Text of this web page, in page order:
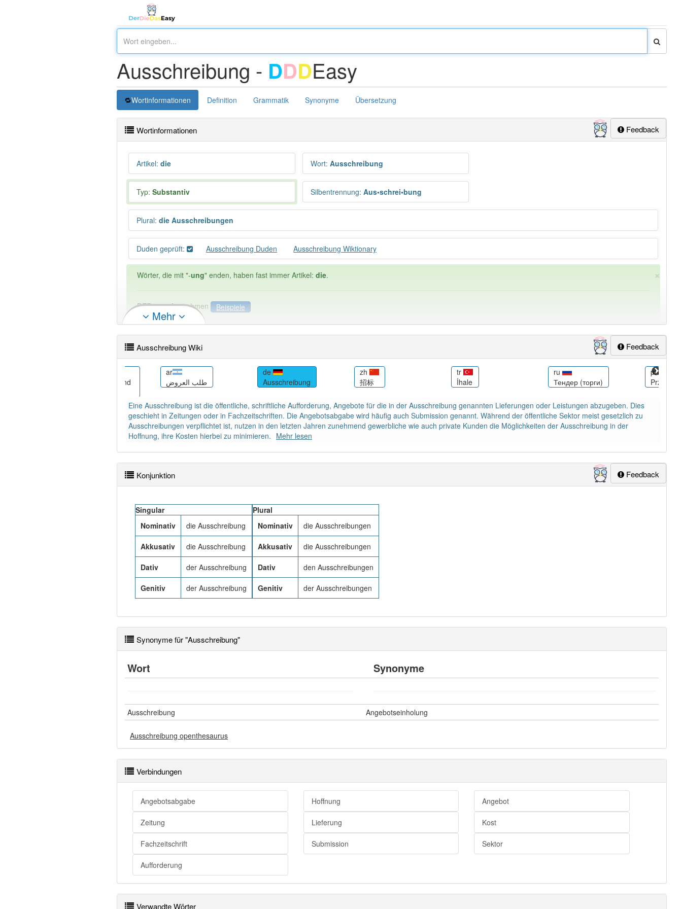
Ausschreibung - DDDEasy
Wortinformationen Definition Grammatik Synonyme Übersetzung
Feedback
Wortinformationen
Artikel: die Wort: Ausschreibung
Typ: Substantiv Silbentrennung: Aus•schrei•bung
Plural: die Ausschreibungen
Duden geprüft: Ausschreibung Duden Ausschreibung Wiktionary
×
Wörter, die mit "-ung" enden, haben fast immer Artikel: die.
DER:127Ausnahmen
Beispiele
DIE: 11 043
DAS:2Ausnahmen
145
Wörter mit Endung-ausschreibung : 4 Wörter mit Endung-ausschreibung aber mit einem anderen Artikel
95% unserer Spielapp-Nutzer haben den Artikel korrekt erraten.
Mehr
Feedback
Ausschreibung Wiki
Ausschreibung und
ar
طلب العروض
de
Ausschreibung
zh
招标
tr
İhale
ru
Тендер (торги)
pl
Przetarg
Eine Ausschreibung ist die öffentliche, schriftliche Aufforderung, Angebote für die in der Ausschreibung genannten Lieferungen oder Leistungen abzugeben. Dies
geschieht in Zeitungen oder in Fachzeitschriften. Die Angebotsabgabe wird häufig auch Submission genannt. Während der öffentliche Sektor meist gesetzlich zu
Ausschreibungen verpflichtet ist, nutzen in den letzten Jahren zunehmend gewerbliche wie auch private Kunden die Möglichkeiten der Ausschreibung in der
Hoffnung, ihre Kosten hierbei zu minimieren. Mehr lesen
Feedback
Konjunktion
Singular
Nominativ
die Ausschreibung
Akkusativ die Ausschreibung
Dativ der Ausschreibung
Genitiv der Ausschreibung
Plural
Nominativ
die Ausschreibungen
Akkusativ die Ausschreibungen
Dativ den Ausschreibungen
Genitiv der Ausschreibungen
Synonyme für "Ausschreibung"
Wort Synonyme
Ausschreibung Angebotseinholung
Ausschreibung openthesaurus
Verbindungen
Angebotsabgabe Hoffnung Angebot
Zeitung Lieferung Kost
Fachzeitschrift Submission Sektor
Aufforderung
Verwandte Wörter